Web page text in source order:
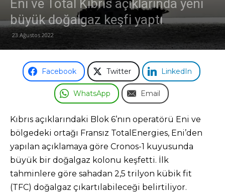
Odası
Eni ve Total Kıbrıs açıklarında yeni
büyük doğalgaz keşfi yaptı
23 Ağustos 2022
Facebook Twitter LinkedIn
WhatsApp Email
Kıbrıs açıklarındaki Blok 6’nın operatörü Eni ve
bölgedeki ortağı Fransız TotalEnergies, Eni’den
yapılan açıklamaya göre Cronos-1 kuyusunda
büyük bir doğalgaz kolonu keşfetti. İlk
tahminlere göre sahadan 2,5 trilyon kübik fit
(TFC) doğalgaz çıkartılabileceği belirtiliyor.